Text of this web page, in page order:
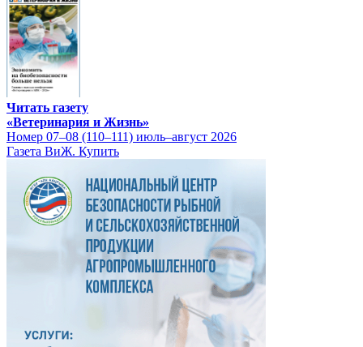
Читать газету
«Ветеринария и Жизнь»
Номер 07–08 (110–111) июль–август 2026
Газета ВиЖ. Купить